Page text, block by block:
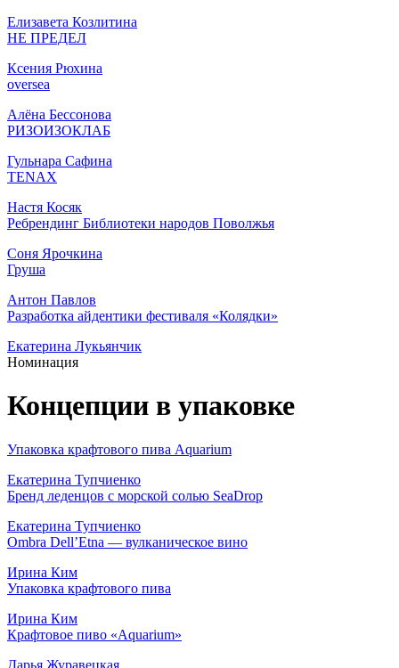
Елизавета Козлитина
НЕ ПРЕДЕЛ
Ксения Рюхина
oversea
Алёна Бессонова
РИЗОИЗОКЛАБ
Гульнара Сафина
TENAX
Настя Косяк
Ребрендинг Библиотеки народов Поволжья
Соня Ярочкина
Груша
Антон Павлов
Разработка айдентики фестиваля «Колядки»
Екатерина Лукьянчик
Номинация
Концепции в упаковке
Упаковка крафтового пива Aquarium
Екатерина Тупчиенко
Бренд леденцов с морской солью SeaDrop
Екатерина Тупчиенко
Ombra Dell’Etna — вулканическое вино
Ирина Ким
Упаковка крафтового пива
Ирина Ким
Крафтовое пиво «Aquarium»
Дарья Журавецкая